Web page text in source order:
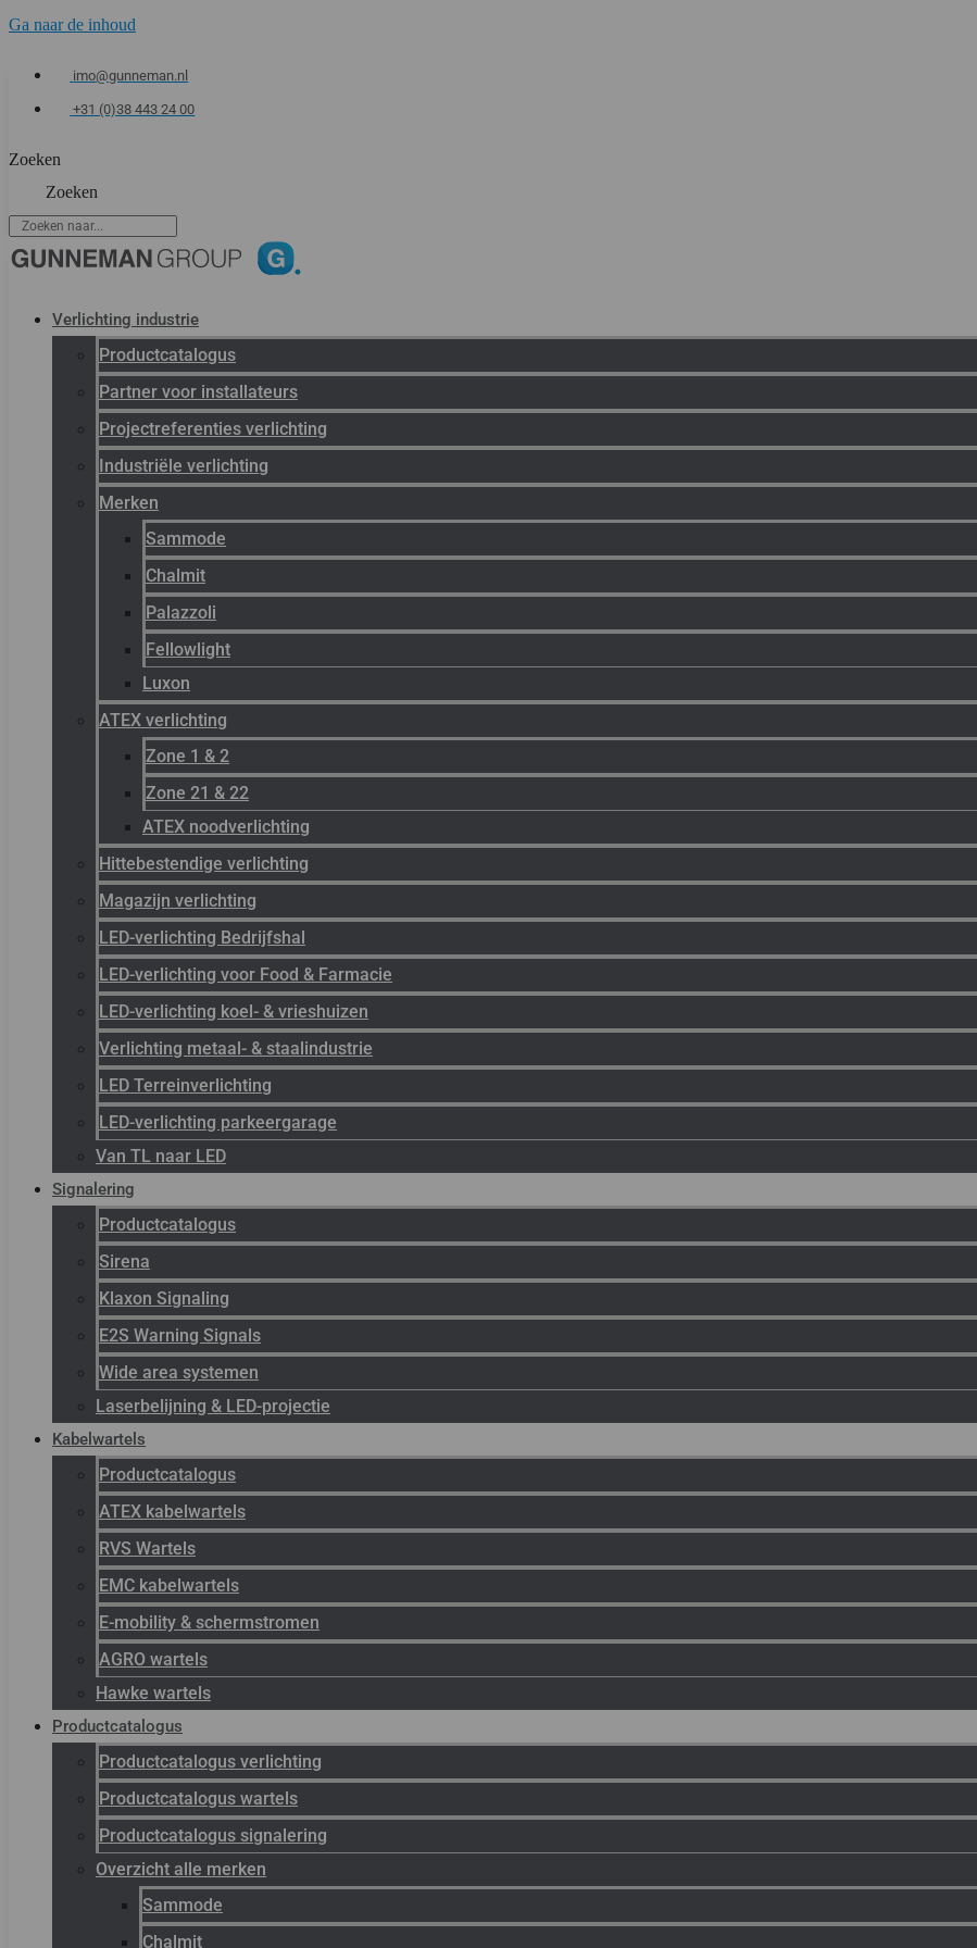
Ga naar de inhoud
imo@gunneman.nl
+31 (0)38 443 24 00
Zoeken
Zoeken
Verlichting industrie
Productcatalogus
Partner voor installateurs
Projectreferenties verlichting
Industriële verlichting
Merken
Sammode
Chalmit
Palazzoli
Fellowlight
Luxon
ATEX verlichting
Zone 1 & 2
Zone 21 & 22
ATEX noodverlichting
Hittebestendige verlichting
Magazijn verlichting
LED-verlichting Bedrijfshal
LED-verlichting voor Food & Farmacie
LED-verlichting koel- & vrieshuizen
Verlichting metaal- & staalindustrie
LED Terreinverlichting
LED-verlichting parkeergarage
Van TL naar LED
Signalering
Productcatalogus
Sirena
Klaxon Signaling
E2S Warning Signals
Wide area systemen
Laserbelijning & LED-projectie
Kabelwartels
Productcatalogus
ATEX kabelwartels
RVS Wartels
EMC kabelwartels
E-mobility & schermstromen
AGRO wartels
Hawke wartels
Productcatalogus
Productcatalogus verlichting
Productcatalogus wartels
Productcatalogus signalering
Overzicht alle merken
Sammode
Chalmit